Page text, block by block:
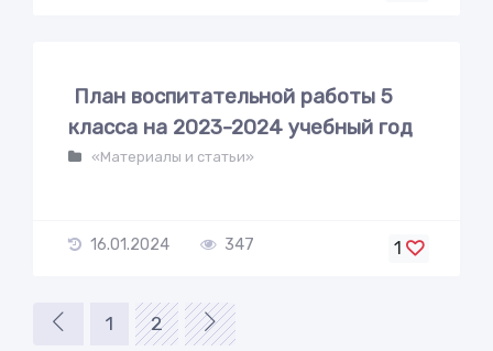
План воспитательной работы 5
класса на 2023-2024 учебный год
«Материалы и статьи»
16.01.2024 347 1
1 2